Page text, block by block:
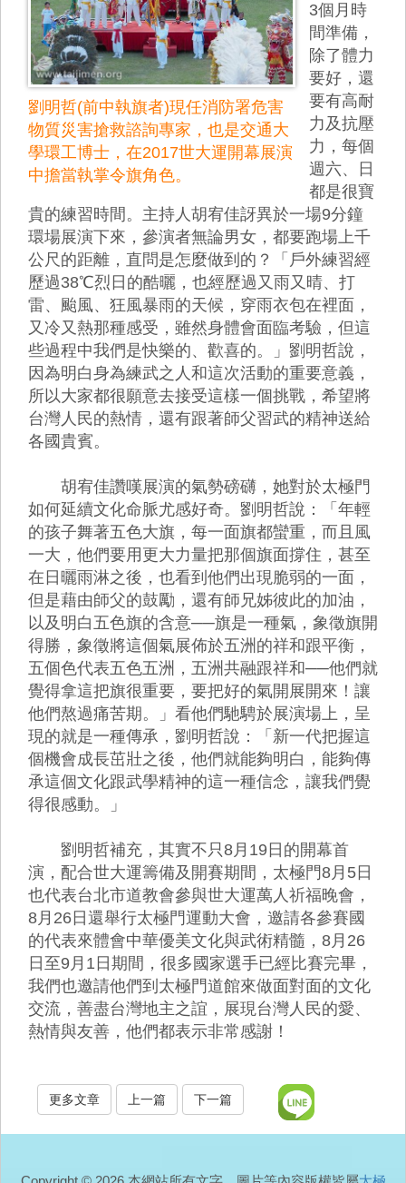
劉明哲(前中執旗者)現任消防署危害
物質災害搶救諮詢專家，也是交通大
學環工博士，在2017世大運開幕展演
中擔當執掌令旗角色。
3個月時
間準備，
除了體力
要好，還
要有高耐
力及抗壓
力，每個
週六、日
都是很寶
貴的練習時間。主持人胡宥佳訝異於一場9分鐘
環場展演下來，參演者無論男女，都要跑場上千
公尺的距離，直問是怎麼做到的？「戶外練習經
歷過38℃烈日的酷曬，也經歷過又雨又晴、打
雷、颱風、狂風暴雨的天候，穿雨衣包在裡面，
又冷又熱那種感受，雖然身體會面臨考驗，但這
些過程中我們是快樂的、歡喜的。」劉明哲說，
因為明白身為練武之人和這次活動的重要意義，
所以大家都很願意去接受這樣一個挑戰，希望將
台灣人民的熱情，還有跟著師父習武的精神送給
各國貴賓。
胡宥佳讚嘆展演的氣勢磅礴，她對於太極門
如何延續文化命脈尤感好奇。劉明哲說：「年輕
的孩子舞著五色大旗，每一面旗都蠻重，而且風
一大，他們要用更大力量把那個旗面撐住，甚至
在日曬雨淋之後，也看到他們出現脆弱的一面，
但是藉由師父的鼓勵，還有師兄姊彼此的加油，
以及明白五色旗的含意──旗是一種氣，象徵旗開
得勝，象徵將這個氣展佈於五洲的祥和跟平衡，
五個色代表五色五洲，五洲共融跟祥和──他們就
覺得拿這把旗很重要，要把好的氣開展開來！讓
他們熬過痛苦期。」看他們馳騁於展演場上，呈
現的就是一種傳承，劉明哲說：「新一代把握這
個機會成長茁壯之後，他們就能夠明白，能夠傳
承這個文化跟武學精神的這一種信念，讓我們覺
得很感動。」
劉明哲補充，其實不只8月19日的開幕首
演，配合世大運籌備及開賽期間，太極門8月5日
也代表台北市道教會參與世大運萬人祈福晚會，
8月26日還舉行太極門運動大會，邀請各參賽國
的代表來體會中華優美文化與武術精髓，8月26
日至9月1日期間，很多國家選手已經比賽完畢，
我們也邀請他們到太極門道館來做面對面的文化
交流，善盡台灣地主之誼，展現台灣人民的愛、
熱情與友善，他們都表示非常感謝！
更多文章 上一篇 下一篇